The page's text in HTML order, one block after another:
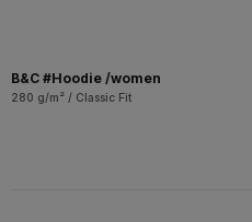
B&C #Hoodie /women
280 g/m² / Classic Fit